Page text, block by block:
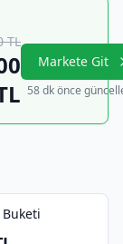
TL
Markete Git
58 dk önce
Buketi